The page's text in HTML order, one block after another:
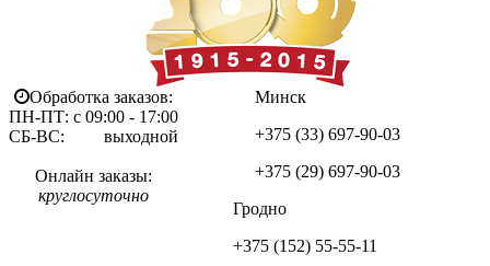
Обработка заказов:
ПН-ПТ: с 09:00 - 17:00
СБ-ВС: выходной
Онлайн заказы:
круглосуточно
Минск
+375 (33) 697-90-03
+375 (29) 697-90-03
Гродно
+375 (152) 55-55-11